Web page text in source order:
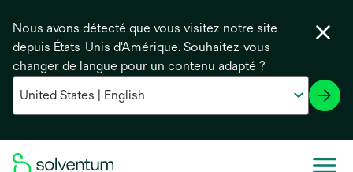
Nous avons détecté que vous visitez notre site
depuis États-Unis d'Amérique. Souhaitez-vous
changer de langue pour un contenu adapté ?